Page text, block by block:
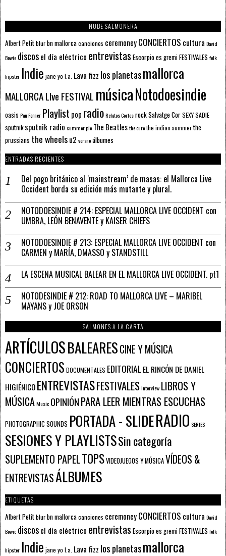
NUBE SALMONERA
Albert Petitblurbn mallorcacanciones ceremoneyCONCIERTOS cultura David
Bowie discosel día eléctrico entrevistas Escorpioes gremiFESTIVALES folk
hipster Indie jane yo l.a. Lava fizz los planetasmallorca
MALLORCA LIve FESTIVAL músicaNotodoesindie
oasis Pau Forner Playlist pop radioRelatos CortosrockSalvatge CorSEXY SADIE
sputnik sputnik radio summer pie The Beatlesthe curethe indian summerthe
prussians the wheelsu2 veranoálbumes
ENTRADAS RECIENTES
Del pogo británico al ‘mainstream’ de masas: el Mallorca Live
Occident borda su edición más mutante y plural.
NOTODOESINDIE # 214: ESPECIAL MALLORCA LIVE OCCIDENT con
UMBRA, LEÓN BENAVENTE y KAISER CHIEFS
NOTODOESINDIE # 213: ESPECIAL MALLORCA LIVE OCCIDENT con
CARMEN y MARÍA, DMASSO y STANDSTILL
LA ESCENA MUSICAL BALEAR EN EL MALLORCA LIVE OCCIDENT. pt1
NOTODESINDIE # 212: ROAD TO MALLORCA LIVE – MARIBEL
MAYANS y JOE ORSON
SALMONES A LA CARTA
ARTÍCULOSBALEARESCINE Y MÚSICA
CONCIERTOS DOCUMENTALES EDITORIALEL RINCÓN DE DANIEL
HIGIÉNICOENTREVISTASFESTIVALESInterview LIBROS Y
MÚSICAMusic OPINIÓNPARA LEER MIENTRAS ESCUCHAS
PHOTOGRAPHIC SOUNDS PORTADA - SLIDERADIO SERIES
SESIONES Y PLAYLISTSSin categoría
SUPLEMENTO PAPELTOPSVIDEOJUEGOS Y MÚSICAVÍDEOS &
ENTREVISTASÁLBUMES
ETIQUETAS
Albert Petitblurbn mallorcacanciones ceremoneyCONCIERTOS cultura David
Bowie discosel día eléctrico entrevistas Escorpioes gremiFESTIVALES folk
hipster Indie jane yo l.a. Lava fizz los planetasmallorca